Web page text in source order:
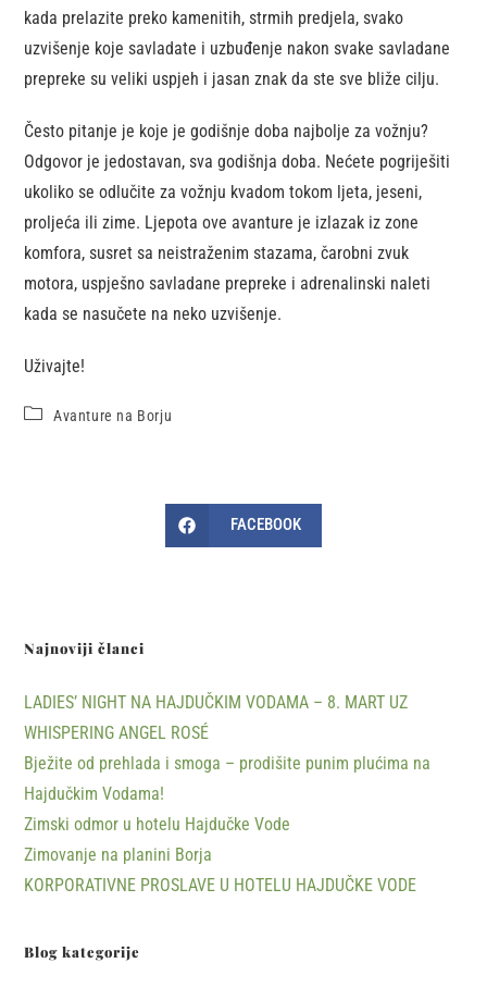
kada prelazite preko kamenitih, strmih predjela, svako
uzvišenje koje savladate i uzbuđenje nakon svake savladane
prepreke su veliki uspjeh i jasan znak da ste sve bliže cilju.
Često pitanje je koje je godišnje doba najbolje za vožnju?
Odgovor je jedostavan, sva godišnja doba. Nećete pogriješiti
ukoliko se odlučite za vožnju kvadom tokom ljeta, jeseni,
proljeća ili zime. Ljepota ove avanture je izlazak iz zone
komfora, susret sa neistraženim stazama, čarobni zvuk
motora, uspješno savladane prepreke i adrenalinski naleti
kada se nasučete na neko uzvišenje.
Uživajte!
Avanture na Borju
FACEBOOK
Najnoviji članci
LADIES’ NIGHT NA HAJDUČKIM VODAMA – 8. MART UZ
WHISPERING ANGEL ROSÉ
Bježite od prehlada i smoga – prodišite punim plućima na
Hajdučkim Vodama!
Zimski odmor u hotelu Hajdučke Vode
Zimovanje na planini Borja
KORPORATIVNE PROSLAVE U HOTELU HAJDUČKE VODE
Blog kategorije